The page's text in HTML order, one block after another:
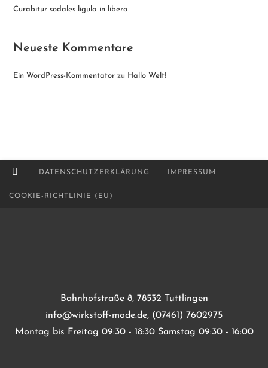
Curabitur sodales ligula in libero
Neueste Kommentare
Ein WordPress-Kommentator zu Hallo Welt!
DATENSCHUTZERKLÄRUNG IMPRESSUM
COOKIE-RICHTLINIE (EU)
Bahnhofstraße 8, 78532 Tuttlingen
info@wirkstoff-mode.de, (07461) 7602975
Montag bis Freitag 09:30 - 18:30 Samstag 09:30 - 16:00